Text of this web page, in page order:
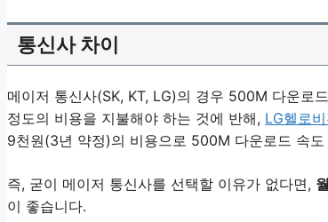
통신사 차이
메이저 통신사(SK, KT, LG)의 경우 500M 다운로
정도의 비용을 지불해야 하는 것에 반해, LG헬로
9천원(3년 약정)의 비용으로 500M 다운로드 속
즉, 굳이 메이저 통신사를 선택할 이유가 없다면,
이 좋습니다.